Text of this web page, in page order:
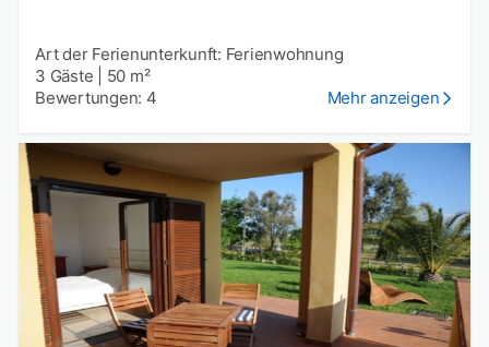
Art der Ferienunterkunft: Ferienwohnung
3 Gäste
50 m²
Bewertungen: 4
Mehr anzeigen